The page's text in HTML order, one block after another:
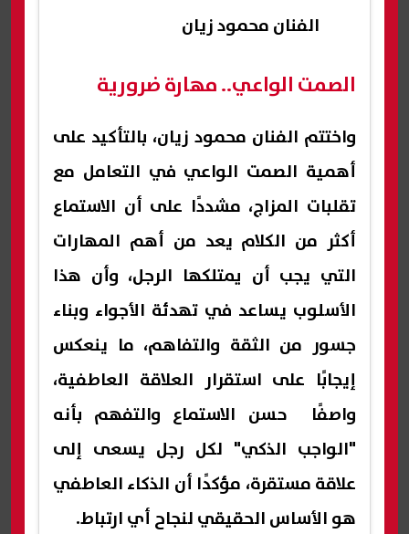
الفنان محمود زيان
الصمت الواعي.. مهارة ضرورية
واختتم الفنان محمود زيان، بالتأكيد على
أهمية الصمت الواعي في التعامل مع
تقلبات المزاج، مشددًا على أن الاستماع
أكثر من الكلام يعد من أهم المهارات
التي يجب أن يمتلكها الرجل، وأن هذا
الأسلوب يساعد في تهدئة الأجواء وبناء
جسور من الثقة والتفاهم، ما ينعكس
إيجابًا على استقرار العلاقة العاطفية،
واصفًا حسن الاستماع والتفهم بأنه
"الواجب الذكي" لكل رجل يسعى إلى
علاقة مستقرة، مؤكدًا أن الذكاء العاطفي
هو الأساس الحقيقي لنجاح أي ارتباط.